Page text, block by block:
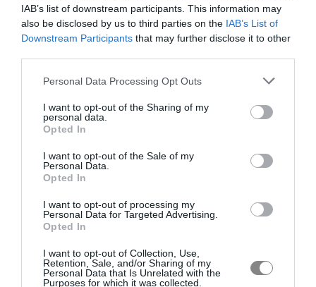
IAB’s list of downstream participants. This information may
also be disclosed by us to third parties on the IAB’s List of
Downstream Participants that may further disclose it to other
Personal Data Processing Opt Outs
I want to opt-out of the Sharing of my
personal data.
Opted In
I want to opt-out of the Sale of my
Personal Data.
Opted In
I want to opt-out of processing my
Personal Data for Targeted Advertising.
Opted In
I want to opt-out of Collection, Use,
Retention, Sale, and/or Sharing of my
Personal Data that Is Unrelated with the
Purposes for which it was collected.